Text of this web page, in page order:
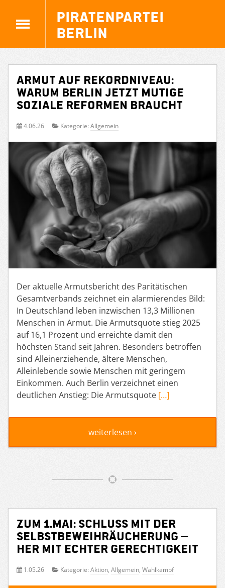
Piratenpartei
Berlin
Armut auf Rekordniveau:
Warum Berlin jetzt mutige
soziale Reformen braucht
4.06.26 Kategorie: Allgemein
Der aktuelle Armutsbericht des Paritätischen
Gesamtverbands zeichnet ein alarmierendes Bild:
In Deutschland leben inzwischen 13,3 Millionen
Menschen in Armut. Die Armutsquote stieg 2025
auf 16,1 Prozent und erreichte damit den
höchsten Stand seit Jahren. Besonders betroffen
sind Alleinerziehende, ältere Menschen,
Alleinlebende sowie Menschen mit geringem
Einkommen. Auch Berlin verzeichnet einen
deutlichen Anstieg: Die Armutsquote […]
weiterlesen ›
Zum 1.Mai: Schluss mit der
Selbstbeweihräucherung –
her mit echter Gerechtigkeit
1.05.26 Kategorie: Aktion, Allgemein, Wahlkampf